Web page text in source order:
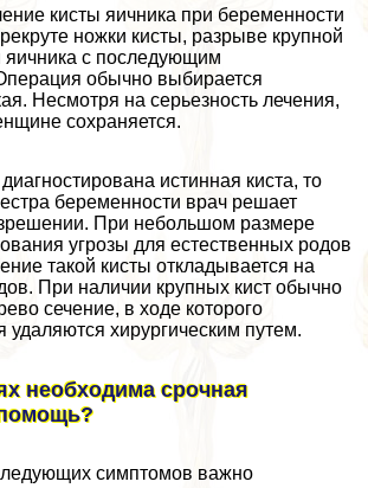
кисты яичника при беременности
ножки кисты, разрыве крупной
яичника с последующим
обычно выбирается
Несмотря на серьезность лечения,
сохраняется.
истинная киста, то
беременности врач решает
При небольшом размере
угрозы для естественных родов
такой кисты откладывается на
При наличии крупных кист обычно
сечение, в ходе которого
удаляются хирургическим путем.
необходима срочная
симптомов важно